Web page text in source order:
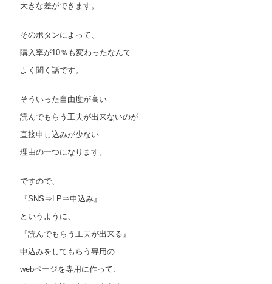
大きな差ができます。
そのボタンによって、
購入率が10％も変わったなんて
よく聞く話です。
そういった自由度が高い
読んでもらう工夫が出来ないのが
直接申し込みが少ない
理由の一つになります。
ですので、
『SNS⇒LP⇒申込み』
というように、
『読んでもらう工夫が出来る』
申込みをしてもらう専用の
webページを専用に作って、